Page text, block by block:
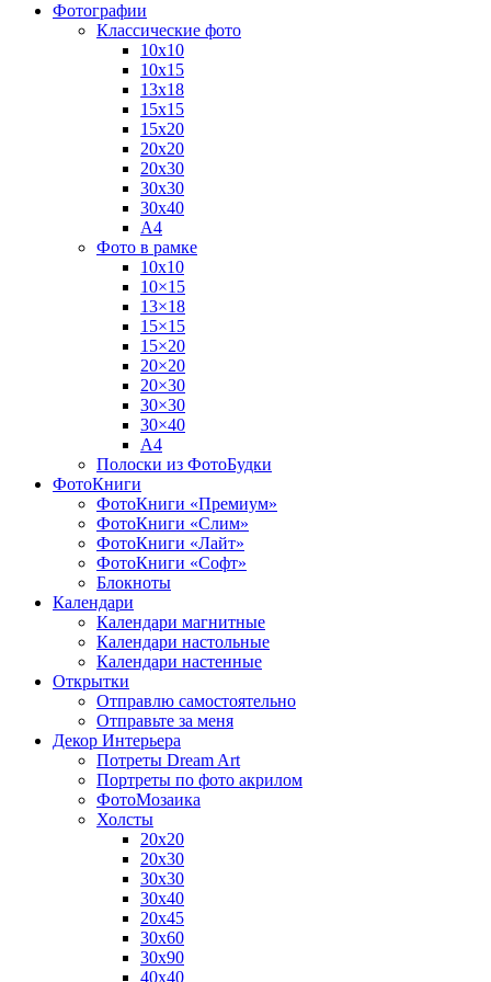
Фотографии
Классические фото
10х10
10х15
13х18
15х15
15х20
20х20
20х30
30х30
30х40
А4
Фото в рамке
10х10
10×15
13×18
15×15
15×20
20×20
20×30
30×30
30×40
A4
Полоски из ФотоБудки
ФотоКниги
ФотоКниги «Премиум»
ФотоКниги «Слим»
ФотоКниги «Лайт»
ФотоКниги «Софт»
Блокноты
Календари
Календари магнитные
Календари настольные
Календари настенные
Открытки
Отправлю самостоятельно
Отправьте за меня
Декор Интерьера
Потреты Dream Art
Портреты по фото акрилом
ФотоМозаика
Холсты
20х20
20х30
30х30
30х40
20х45
30х60
30х90
40х40